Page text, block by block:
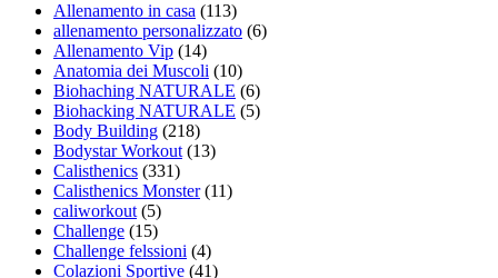
Allenamento in casa (113)
allenamento personalizzato (6)
Allenamento Vip (14)
Anatomia dei Muscoli (10)
Biohaching NATURALE (6)
Biohacking NATURALE (5)
Body Building (218)
Bodystar Workout(13)
Calisthenics (331)
Calisthenics Monster(11)
caliworkout(5)
Challenge (15)
Challenge felssioni (4)
Colazioni Sportive (41)